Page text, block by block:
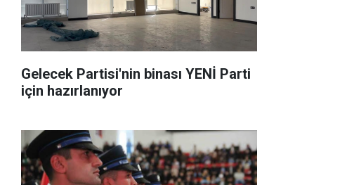
Gelecek Partisi'nin binası YENİ Parti
için hazırlanıyor